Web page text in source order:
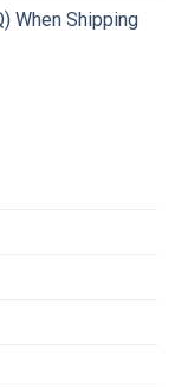
When Shipping